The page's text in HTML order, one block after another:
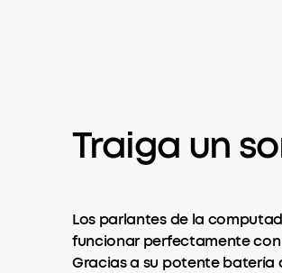
Traiga un
Los parlantes de la
funcionar perfectamente
Gracias a su potente batería